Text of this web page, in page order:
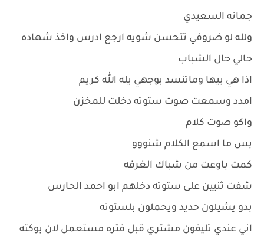
جمانه السعيدي
ولله لو ضروفي تتحسن شويه ارجع ادرس واخذ شهاده
حالي حال الشباب
اذا هي بيها وماتنسد بوجهي يله الله كريم
امدد وسمعت صوت ستوته دخلت للمخزن
واكو صوت كلام
بس ما اسمع الكلام شنووو
كمت باوعت من شباك الغرفه
شفت ثنيين على ستوته دخلهم ابو احمد الحارس
بدو يشيلون حديد ويحملون بلستوته
اني عندي تليفون مشتري قبل فتره مستعمل لان بوكته